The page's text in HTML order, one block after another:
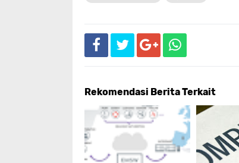
Rekomendasi Berita Terkait